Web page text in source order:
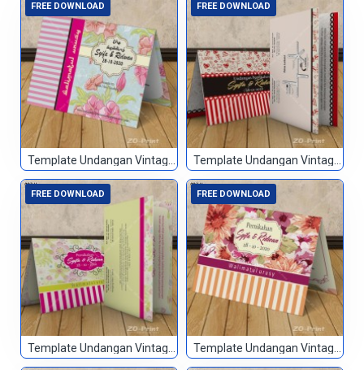
FREE DOWNLOAD
Template Undangan Vintage 090
FREE DOWNLOAD
Template Undangan Vintage 091
FREE DOWNLOAD
Template Undangan Vintage 092
FREE DOWNLOAD
Template Undangan Vintage 093